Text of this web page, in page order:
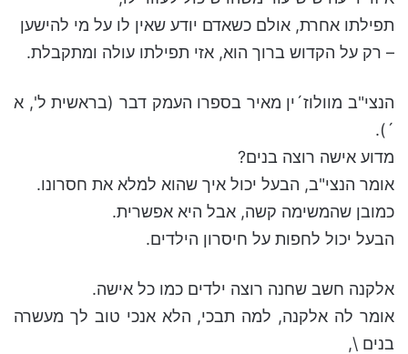
תפילתו אחרת, אולם כשאדם יודע שאין לו על מי להישען
– רק על הקדוש ברוך הוא, אזי תפילתו עולה ומתקבלת.
הנצי"ב מוולוז´ין מאיר בספרו העמק דבר (בראשית ל', א
´).
מדוע אישה רוצה בנים?
אומר הנצי"ב, הבעל יכול איך שהוא למלא את חסרונו.
כמובן שהמשימה קשה, אבל היא אפשרית.
הבעל יכול לחפות על חיסרון הילדים.
אלקנה חשב שחנה רוצה ילדים כמו כל אישה.
אומר לה אלקנה, למה תבכי, הלא אנכי טוב לך מעשרה
בנים \,